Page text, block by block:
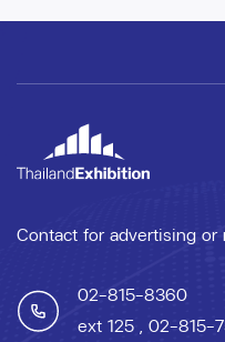
Contact for advertising or
02-815-8360
ext 125 , 02-815-